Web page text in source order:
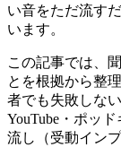
い音をただ流す
います。
この記事では、
とを根拠から整
者でも失敗しな
YouTube・ポッ
流し（受動イン